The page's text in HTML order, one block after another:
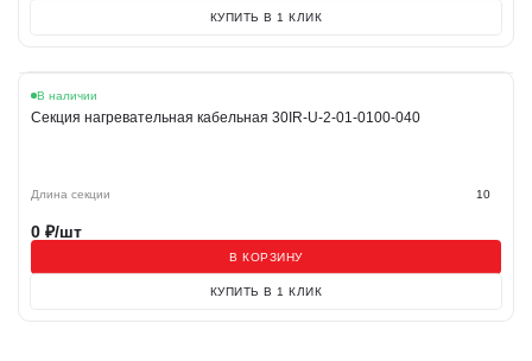
КУПИТЬ В 1 КЛИК
В наличии
Секция нагревательная кабельная 30IR-U-2-01-0100-040
Длина секции 10
0 ₽/шт
В КОРЗИНУ
КУПИТЬ В 1 КЛИК